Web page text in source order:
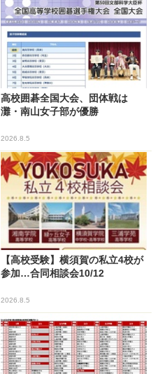
高校囲碁全国大会、団体戦は
灘・南山女子部が優勝
2026.8.5
【高校受験】横須賀の私立4校が
参加…合同相談会10/12
2026.8.5